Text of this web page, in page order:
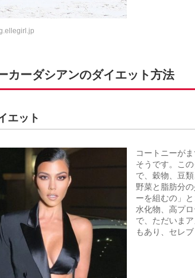
カーダシアンのダイエット方法
エット
コートニーが
そうです。こ
で、穀物、豆
野菜と脂肪分
ーを組むの」
水化物、高プ
で、ただいま
もあり、セレ